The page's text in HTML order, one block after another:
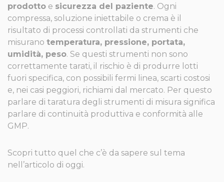
prodotto e sicurezza del paziente. Ogni
compressa, soluzione iniettabile o crema è il
risultato di processi controllati da strumenti che
misurano temperatura, pressione, portata,
umidità, peso. Se questi strumenti non sono
correttamente tarati, il rischio è di produrre lotti
fuori specifica, con possibili fermi linea, scarti costosi
e, nei casi peggiori, richiami dal mercato. Per questo
parlare di taratura degli strumenti di misura significa
parlare di continuità produttiva e conformità alle
GMP.
Scopri tutto quel che c’è da sapere sul tema
nell’articolo di oggi.